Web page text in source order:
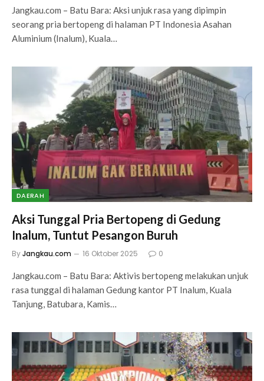
Jangkau.com – Batu Bara: Aksi unjuk rasa yang dipimpin
seorang pria bertopeng di halaman PT Indonesia Asahan
Aluminium (Inalum), Kuala…
DAERAH
Aksi Tunggal Pria Bertopeng di Gedung
Inalum, Tuntut Pesangon Buruh
ByJangkau.com 16 Oktober 2025 0
Jangkau.com – Batu Bara: Aktivis bertopeng melakukan unjuk
rasa tunggal di halaman Gedung kantor PT Inalum, Kuala
Tanjung, Batubara, Kamis…